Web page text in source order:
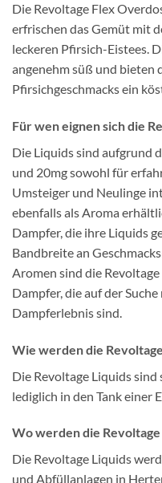
Die Revoltage Flex
erfrischen das Gemüt mit
leckeren Pfirsich-Eistees.
angenehm süß und bieten
Pfirsichgeschmacks ein
Für wen eignen sich die
Die Liquids sind aufgrund
und 20mg sowohl für
Umsteiger und Neulinge
ebenfalls als Aroma
Dampfer, die ihre Liquids
Bandbreite an
Aromen sind die
Dampfer, die auf der
Dampferlebnis sind.
Wie werden die
Die Revoltage Liquids
lediglich in den Tank einer
Wo werden die
Die Revoltage Liquids
und Abfüllanlagen in